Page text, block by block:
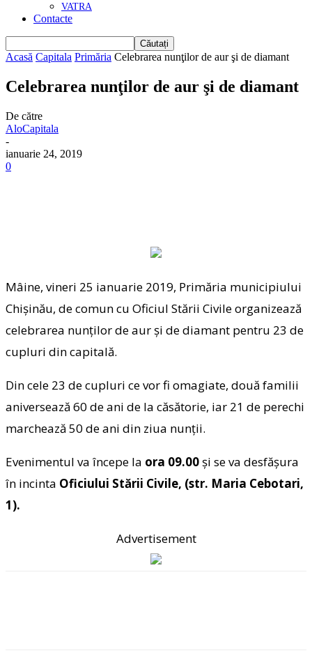
VATRA
Contacte
Acasă Capitala Primăria Celebrarea nunţilor de aur şi de diamant
Celebrarea nunţilor de aur şi de diamant
De către
AloCapitala
-
ianuarie 24, 2019
0
Mâine, vineri 25 ianuarie 2019, Primăria municipiului
Chişinău, de comun cu Oficiul Stării Civile organizează
celebrarea nunţilor de aur şi de diamant pentru 23 de
cupluri din capitală.
Din cele 23 de cupluri ce vor fi omagiate, două familii
aniversează 60 de ani de la căsătorie, iar 21 de perechi
marchează 50 de ani din ziua nunții.
Evenimentul va începe la ora 09.00 şi se va desfăşura
în incinta Oficiului Stării Civile, (str. Maria Cebotari,
1).
Advertisement